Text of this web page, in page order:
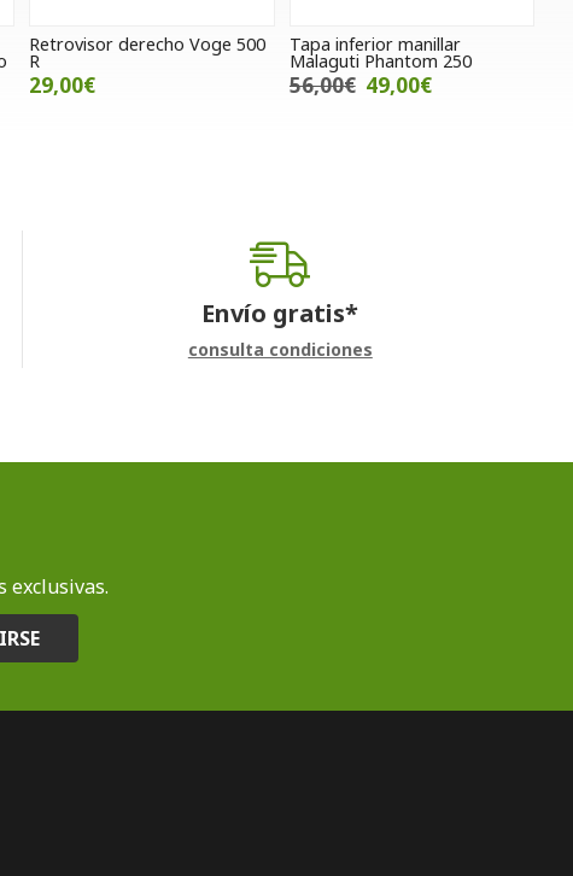
Retrovisor derecho Voge 500
R
29,00€
Tapa inferior manillar
Malaguti Phantom 250
56,00€ 49,00€
Envío gratis*
consulta condiciones
exclusivas.